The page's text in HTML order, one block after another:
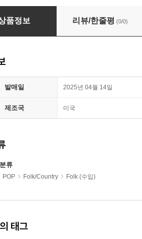
(본 이베어) - SABLE, fABLE
품정보 리뷰/한줄평 (0/0)
발매일 2025년 04월 14일
제조국 미국
류
POP Folk/Country Folk (수입)
태그